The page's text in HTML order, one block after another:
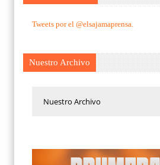
Tweets por el @elsajamaprensa.
Nuestro Archivo